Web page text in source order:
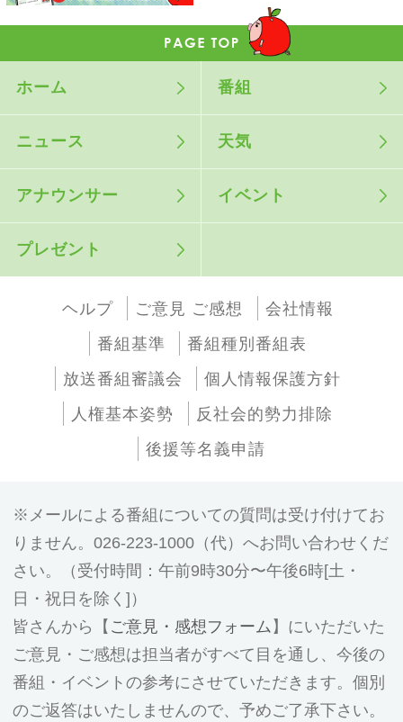
ホーム 番組
ニュース 天気
アナウンサー イベント
プレゼント
ヘルプ ご意見 ご感想
会社情報
番組基準
番組種別番組表
放送番組審議会
個人情報保護方針
人権基本姿勢
反社会的勢力排除
後援等名義申請
メールによる番組についての質問は受け付けてお
りません。026-223-1000（代）へお問い合わせくだ
さい。（受付時間：午前9時30分〜午後6時[土・
日・祝日を除く]）
皆さんから【 ご意見・感想フォーム 】にいただいた
ご意見・ご感想は担当者がすべて目を通し、今後の
番組・イベントの参考にさせていただきます。個別
のご返答はいたしませんので、予めご了承下さい。